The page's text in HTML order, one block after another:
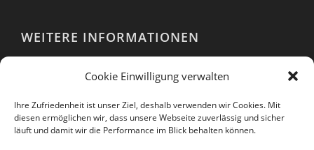
Cookie Einwilligung verwalten
Ihre Zufriedenheit ist unser Ziel, deshalb verwenden wir Cookies. Mit
diesen ermöglichen wir, dass unsere Webseite zuverlässig und sicher
läuft und damit wir die Performance im Blick behalten können.
WEITERE INFORMATIONEN
AGB
EULA
Datenschutzerklärung